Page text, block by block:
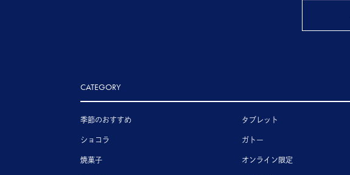
CATEGORY
季節のおすすめ
ショコラ
焼菓子
タブレット
ガトー
オンライン限定